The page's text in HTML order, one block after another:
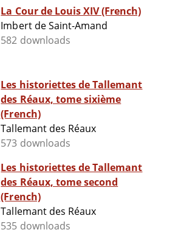
La Cour de Louis XIV (French)
Imbert de Saint-Amand
582 downloads
Les historiettes de Tallemant
des Réaux, tome sixième
(French)
Tallemant des Réaux
573 downloads
Les historiettes de Tallemant
des Réaux, tome second
(French)
Tallemant des Réaux
535 downloads